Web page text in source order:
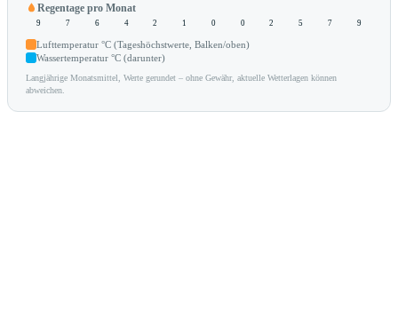
Regentage pro Monat
9 7 6 4 2 1 0 0 2 5 7 9
Lufttemperatur °C (Tageshöchstwerte, Balken/oben)
Wassertemperatur °C (darunter)
Langjährige Monatsmittel, Werte gerundet – ohne Gewähr, aktuelle Wetterlagen können
abweichen.